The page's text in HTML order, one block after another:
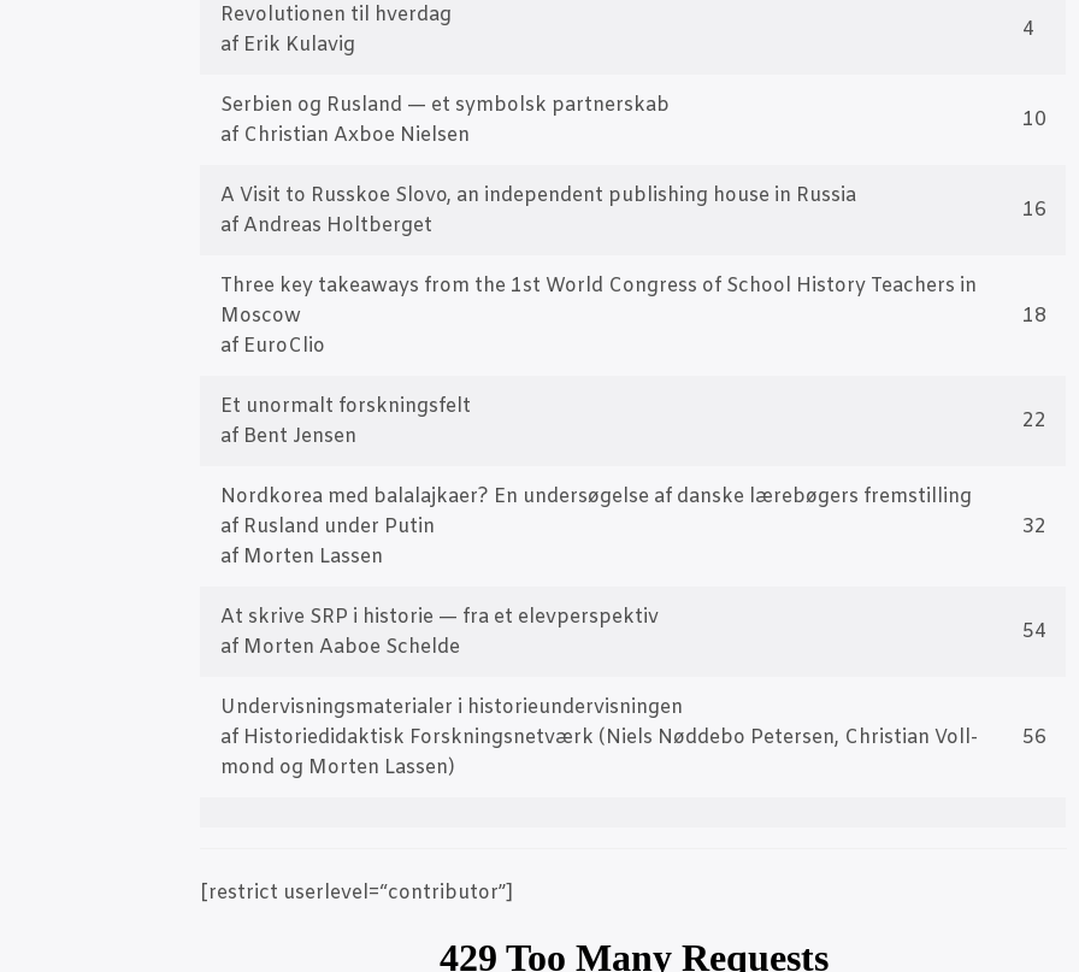
Revo­lu­tio­nen til hver­dag
af Erik Kulavig
4
Ser­bi­en og Rusland — et sym­bolsk part­ner­skab
af Chri­sti­an Axboe Nielsen
10
A Visit to Rus­skoe Slo­vo, an inde­pen­dent publis­hing hou­se in Rus­sia
af Andreas Holtberget
16
Three key takeaways from the 1st Wor­ld Con­gress of School History Tea­chers in
Moscow
af Euro­Clio
18
Et unor­malt forsk­nings­felt
af Bent Jensen
22
Nord­korea med bala­la­j­ka­er? En under­sø­gel­se af dan­ske lærebø­gers frem­stil­ling
af Rusland under Putin
af Mor­ten Lassen
32
At skri­ve SRP i histo­rie — fra et elev­per­spek­tiv
af Mor­ten Aaboe Schelde
54
Under­vis­nings­ma­te­ri­a­ler i histo­ri­e­un­der­vis­nin­gen
af Histo­ri­e­di­dak­tisk Forsk­nings­net­værk (Niels Nød­de­bo Peter­sen, Chri­sti­an Vol­l­
mond og Mor­ten Lassen)
56
[restri­ct userlevel=“contributor”]